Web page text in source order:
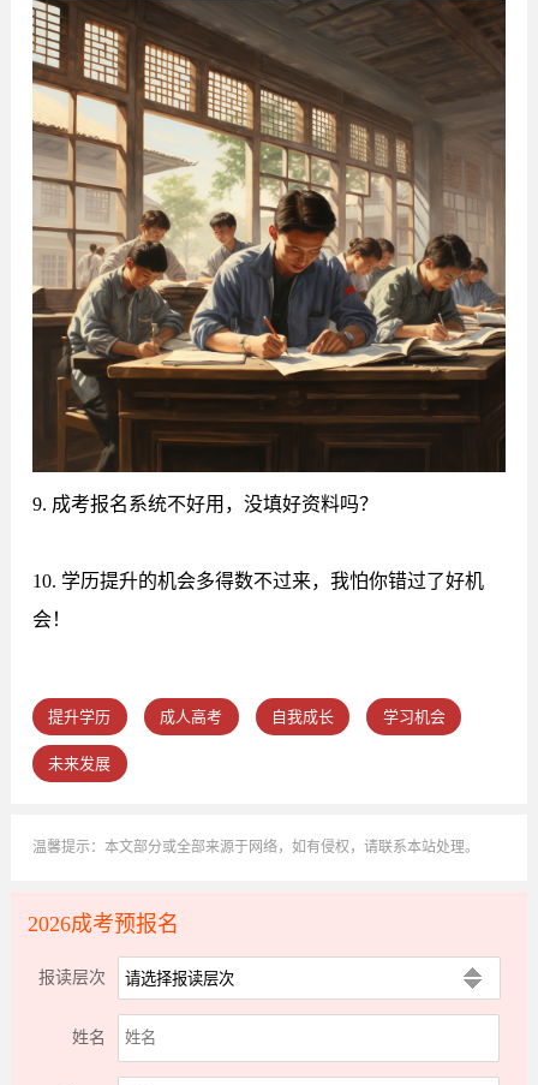
9. 成考报名系统不好用，没填好资料吗？
10. 学历提升的机会多得数不过来，我怕你错过了好机
会！
提升学历 成人高考 自我成长 学习机会
未来发展
温馨提示：本文部分或全部来源于网络，如有侵权，请联系本站处理。
2026成考预报名
报读层次
姓名